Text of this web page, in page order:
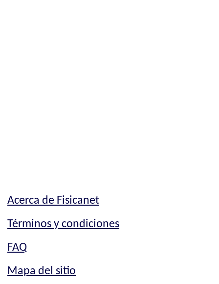
Acerca de Fisicanet
Términos y condiciones
FAQ
Mapa del sitio